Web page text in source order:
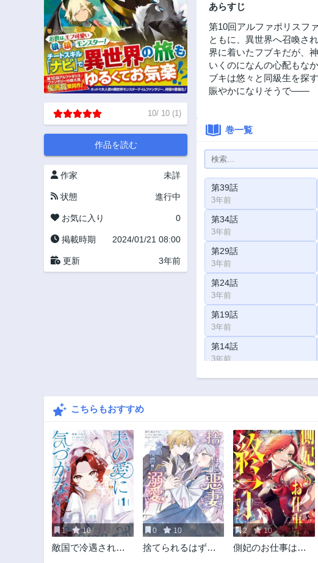
10/ 10 (1)
作品を読む
作家 未詳
状態 進行中
お気に入り 0
掲載時期 2024/01/21 08:00
更新 3年前
あらすじ
第10回アルファポリスフ
ともに、異世界へ召喚さ
界に着いたフブキだが、
いくのになんの心配もな
ブキは悠々と同級生を探
賑やかになりそうで――
巻一覧
第39話
3年前
第34話
3年前
第29話
3年前
第24話
3年前
第19話
3年前
第14話
3年前
第9話
こちらもおすすめ
1 10
敵国で冷遇された
0 10
捨てられるはずの
2 10
側妃のお仕事は終